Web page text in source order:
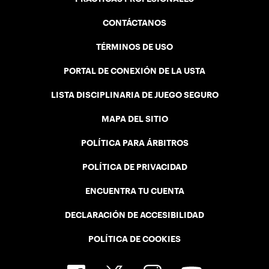
CONTÁCTANOS
TÉRMINOS DE USO
PORTAL DE CONEXIÓN DE LA USTA
LISTA DISCIPLINARIA DE JUEGO SEGURO
MAPA DEL SITIO
POLÍTICA PARA ÁRBITROS
POLÍTICA DE PRIVACIDAD
ENCUENTRA TU CUENTA
DECLARACIÓN DE ACCESIBILIDAD
POLÍTICA DE COOKIES